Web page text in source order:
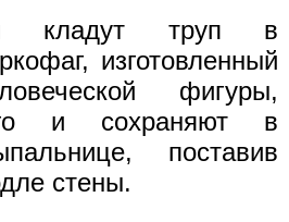
кладут труп в
изготовленный
фигуры,
и сохраняют в
поставив
стены.